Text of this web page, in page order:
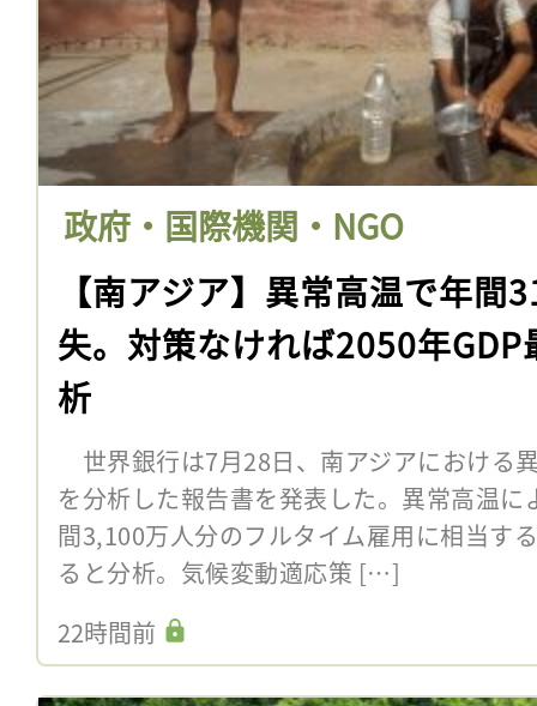
政府・国際機関・NGO
【南アジア】異常高温で年間
失。対策なければ2050年
析
世界銀行は7月28日、南アジアにおける
を分析した報告書を発表した。異常高温
間3,100万人分のフルタイム雇用に相当す
ると分析。気候変動適応策 […]
22時間前